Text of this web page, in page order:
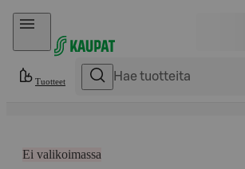
Hyppää sisältöön
Tuotteet
Ei valikoimassa